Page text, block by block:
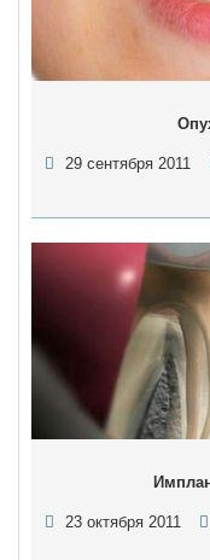
29 сентября 2011
23 октября 2011